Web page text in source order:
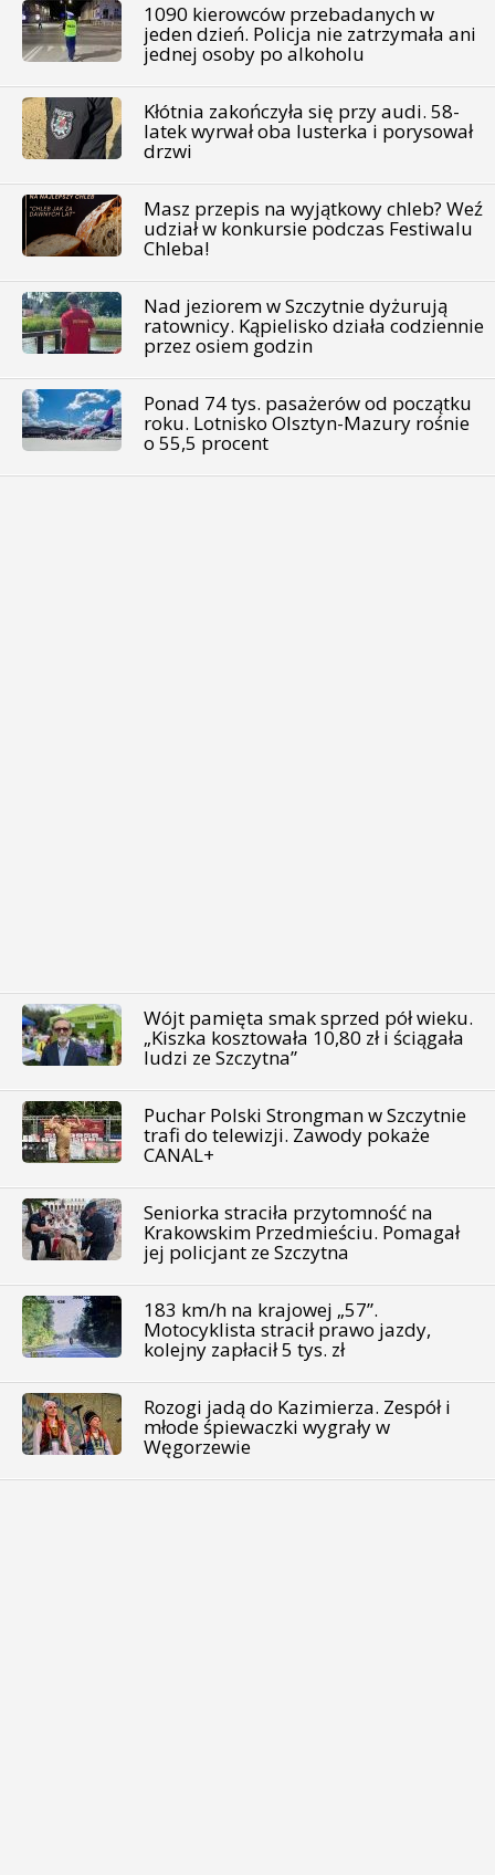
1090 kierowców przebadanych w
jeden dzień. Policja nie zatrzymała ani
jednej osoby po alkoholu
Kłótnia zakończyła się przy audi. 58-
latek wyrwał oba lusterka i porysował
drzwi
Masz przepis na wyjątkowy chleb? Weź
udział w konkursie podczas Festiwalu
Chleba!
Nad jeziorem w Szczytnie dyżurują
ratownicy. Kąpielisko działa codziennie
przez osiem godzin
Ponad 74 tys. pasażerów od początku
roku. Lotnisko Olsztyn-Mazury rośnie
o 55,5 procent
Wójt pamięta smak sprzed pół wieku.
„Kiszka kosztowała 10,80 zł i ściągała
ludzi ze Szczytna”
Puchar Polski Strongman w Szczytnie
trafi do telewizji. Zawody pokaże
CANAL+
Seniorka straciła przytomność na
Krakowskim Przedmieściu. Pomagał
jej policjant ze Szczytna
183 km/h na krajowej „57”.
Motocyklista stracił prawo jazdy,
kolejny zapłacił 5 tys. zł
Rozogi jadą do Kazimierza. Zespół i
młode śpiewaczki wygrały w
Węgorzewie